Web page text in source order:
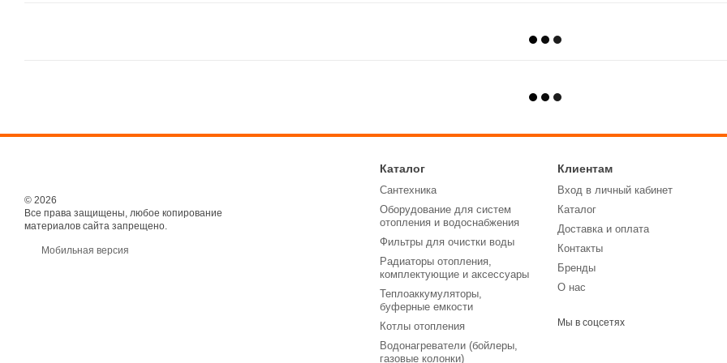
© 2026
Все права защищены, любое копирование
материалов сайта запрещено.
Мобильная версия
Каталог
Сантехника
Оборудование для систем
отопления и водоснабжения
Фильтры для очистки воды
Радиаторы отопления,
комплектующие и аксессуары
Теплоаккумуляторы,
буферные емкости
Котлы отопления
Водонагреватели (бойлеры,
газовые колонки)
Клиентам
Вход в личный кабинет
Каталог
Доставка и оплата
Контакты
Бренды
О нас
Мы в соцсетях